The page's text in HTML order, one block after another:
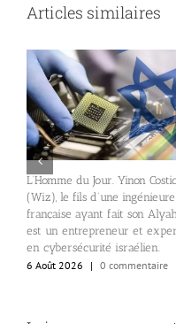
Articles similaires
L’Homme du Jour. Yinon
(Wiz), le fils d’une ingénieure
française ayant fait son
est un entrepreneur et
en cybersécurité israélien.
6 Août 2026
| 0 commentaire